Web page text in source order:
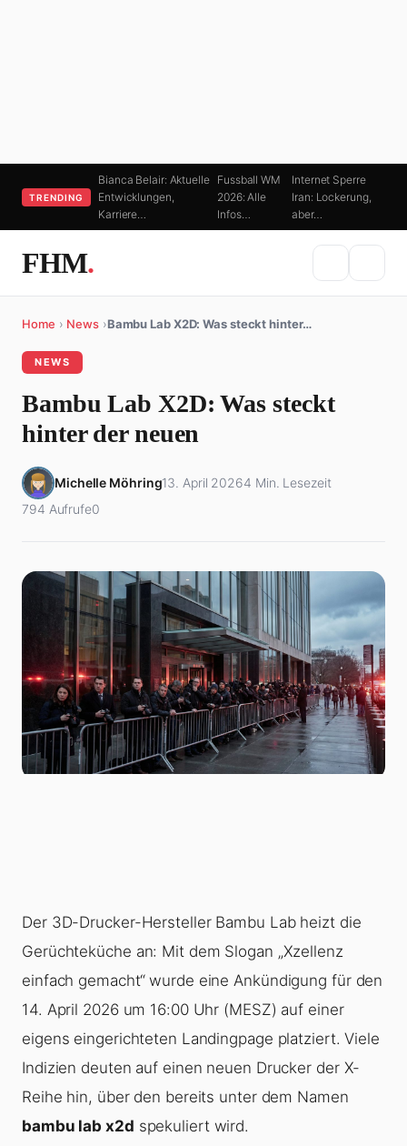
TRENDING
Bianca Belair: Aktuelle
Entwicklungen,
Karriere…
Fussball WM
2026: Alle
Infos…
Internet Sperre
Iran: Lockerung,
aber…
FHM.
Home › News ›Bambu Lab X2D: Was steckt hinter…
NEWS
Bambu Lab X2D: Was steckt
hinter der neuen
Michelle Möhring13. April 20264 Min. Lesezeit
794 Aufrufe0
Der 3D-Drucker-Hersteller Bambu Lab heizt die
Gerüchteküche an: Mit dem Slogan „Xzellenz
einfach gemacht“ wurde eine Ankündigung für den
14. April 2026 um 16:00 Uhr (MESZ) auf einer
eigens eingerichteten Landingpage platziert. Viele
Indizien deuten auf einen neuen Drucker der X-
Reihe hin, über den bereits unter dem Namen
bambu lab x2d spekuliert wird.